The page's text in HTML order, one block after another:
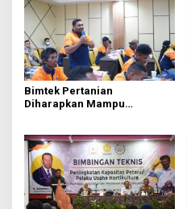
Bimtek Pertanian
Diharapkan Mampu